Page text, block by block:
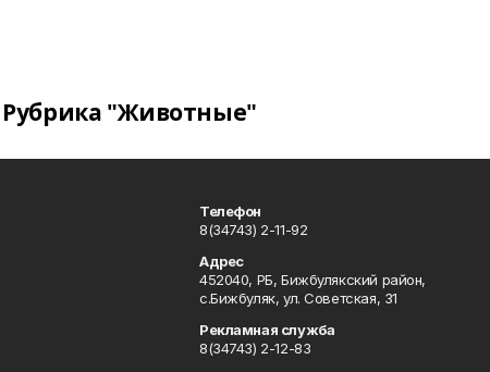
Рубрика "Животные"
Телефон
8(34743) 2-11-92
Адрес
452040, РБ, Бижбулякский район,
с.Бижбуляк, ул. Советская, 31
Рекламная служба
8(34743) 2-12-83